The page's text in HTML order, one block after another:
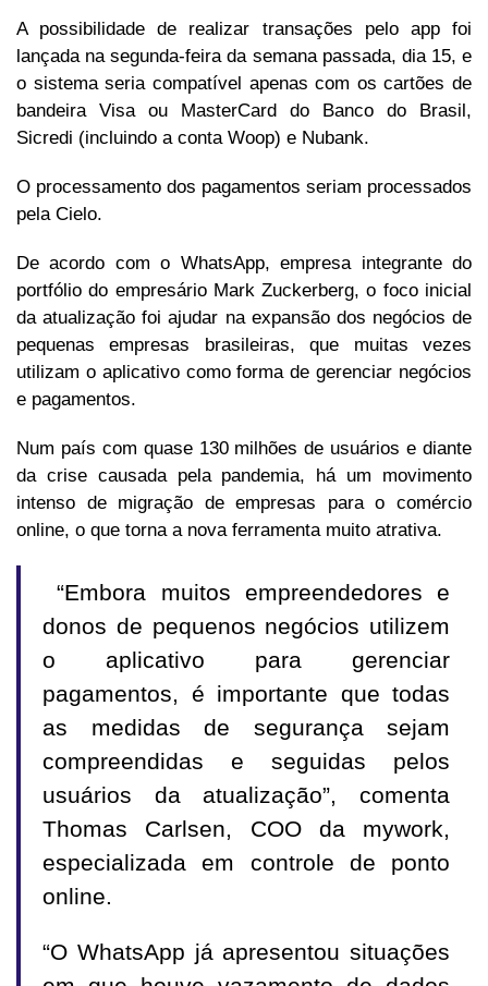
A possibilidade de realizar transações pelo app foi
lançada na segunda-feira da semana passada, dia 15, e
o sistema seria compatível apenas com os cartões de
bandeira Visa ou MasterCard do Banco do Brasil,
Sicredi (incluindo a conta Woop) e Nubank.
O processamento dos pagamentos seriam processados
pela Cielo.
De acordo com o WhatsApp, empresa integrante do
portfólio do empresário Mark Zuckerberg, o foco inicial
da atualização foi ajudar na expansão dos negócios de
pequenas empresas brasileiras, que muitas vezes
utilizam o aplicativo como forma de gerenciar negócios
e pagamentos.
Num país com quase 130 milhões de usuários e diante
da crise causada pela pandemia, há um movimento
intenso de migração de empresas para o comércio
online, o que torna a nova ferramenta muito atrativa.
“Embora muitos empreendedores e
donos de pequenos negócios utilizem
o aplicativo para gerenciar
pagamentos, é importante que todas
as medidas de segurança sejam
compreendidas e seguidas pelos
usuários da atualização”, comenta
Thomas Carlsen, COO da mywork,
especializada em controle de ponto
online.
“O WhatsApp já apresentou situações